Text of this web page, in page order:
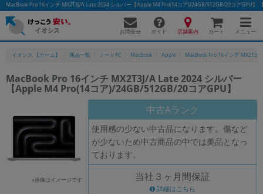
MacBook Pro 16インチ MX2T3J/A Late 2024 シルバー【Apple M4 Pro(14コア)/24GB/512GB/20コアGPU】
お問合せ ガイド 店舗案内 カート メニュー
イオシス 【ホーム】 商品一覧 ノートPC MacBook Apple MacBook Pro 16インチ MX2T3J/
MacBook Pro 16インチ MX2T3J/A Late 2024 シルバー
【Apple M4 Pro(14コア)/24GB/512GB/20コアGPU】
※画像はイメージです
中古Aランク
使用感の少ない中古品になります。傷など
が少ないため中古商品の中では美品となっ
ております。
当社３ヶ月間保証
詳細はこちら